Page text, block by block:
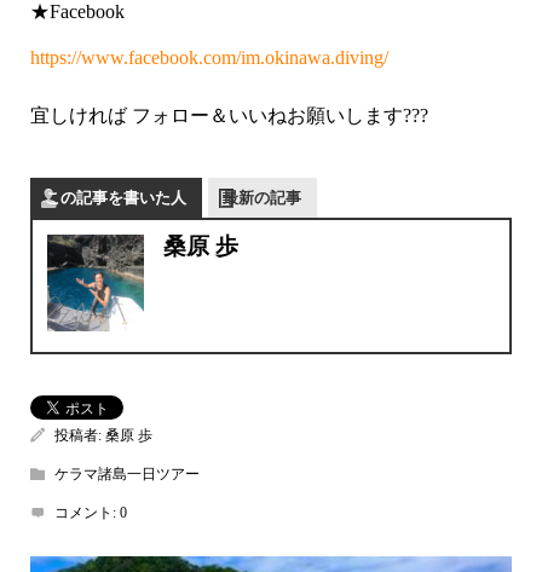
★Facebook
https://www.facebook.com/im.okinawa.diving/
宜しければ フォロー＆いいねお願いします???
この記事を書いた人 最新の記事
桑原 歩
投稿者: 桑原 歩
ケラマ諸島一日ツアー
コメント: 0